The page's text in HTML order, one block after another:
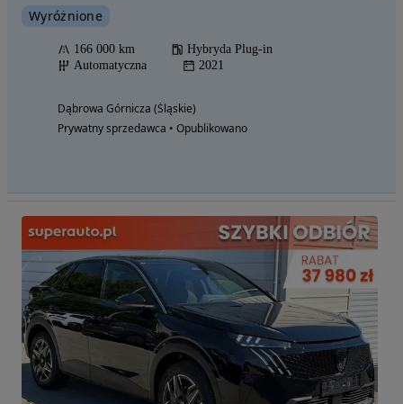
Wyróżnione
166 000 km
Hybryda Plug-in
Automatyczna
2021
Dąbrowa Górnicza (Śląskie)
Prywatny sprzedawca • Opublikowano